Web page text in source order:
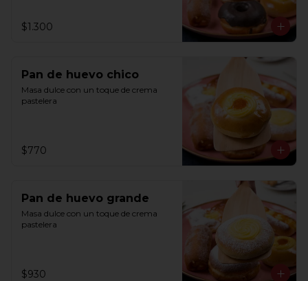
$1.300
Pan de huevo chico
Masa dulce con un toque de crema
pastelera
$770
Pan de huevo grande
Masa dulce con un toque de crema
pastelera
$930